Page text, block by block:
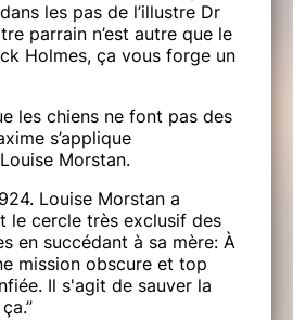
les pas de l’illustre Dr
parrain n’est autre que le
Holmes, ça vous forge un
les chiens ne font pas des
s’applique
Morstan.
Louise Morstan a
le cercle très exclusif des
en succédant à sa mère: À
mission obscure et top
Il s'agit de sauver la